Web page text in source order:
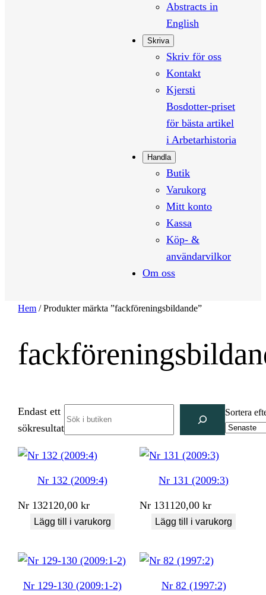
Abstracts in
English
Skriva
Skriv för oss
Kontakt
Kjersti
Bosdotter-priset
för bästa artikel
i Arbetarhistoria
Handla
Butik
Varukorg
Mitt konto
Kassa
Köp- &
användarvilkor
Om oss
Hem / Produkter märkta ”fackföreningsbildande”
Endast ett
sökresultat
Sortera
Nr 132 (2009:4)
Nr 132120,00kr
Lägg till i varukorg
Nr 131 (2009:3)
Nr 131 120,00kr
Lägg till i varukorg
Nr 129-130 (2009:1-2) Nr 82 (1997:2)